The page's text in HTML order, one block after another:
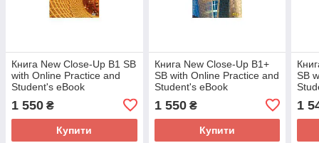
Книга New Close-Up B1 SB
with Online Practice and
Student's eBook
(9780357440117) National
Geographic Learning
1 550 ₴
Купити
Книга New Close-Up B1+
SB with Online Practice and
Student's eBook
(9780357434123) National
Geographic Learning
1 550₴
Купити
SB
1